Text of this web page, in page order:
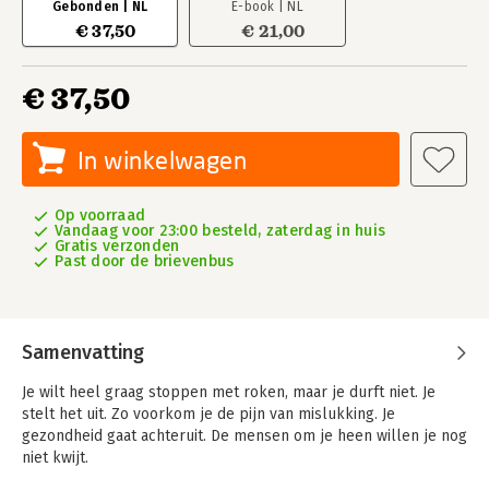
Gebonden | NL
€ 37,50
E-book | NL
€ 21,00
€ 37,50
In winkelwagen
Op voorraad
Vandaag voor 23:00 besteld, zaterdag in huis
Gratis verzonden
Past door de brievenbus
Samenvatting
Je wilt heel graag stoppen met roken, maar je durft niet. Je
stelt het uit. Zo voorkom je de pijn van mislukking. Je
gezondheid gaat achteruit. De mensen om je heen willen je nog
niet kwijt.